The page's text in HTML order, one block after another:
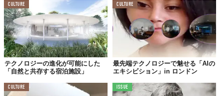
CULTURE
テクノロジーの進化が可能にした
「自然と共存する宿泊施設」
CULTURE
最先端テクノロジーで魅せる「AIの
エキシビション」in ロンドン
CULTURE ISSUE